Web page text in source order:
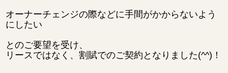
オーナーチェンジの際などに手間がかからないよう
にしたい
とのご要望を受け、
リースではなく、割賦でのご契約となりました(^^)！